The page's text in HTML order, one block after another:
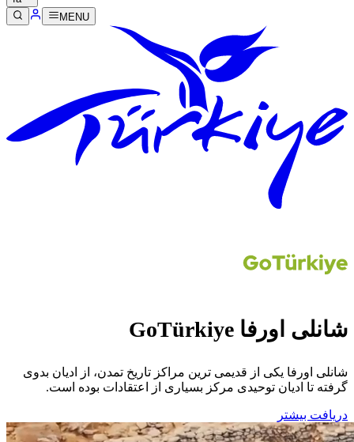
MENU
شانلی اورفا GoTürkiye
شانلی اورفا یکی از قدیمی ترین مراکز تاریخ تمدن، از ادیان بدوی
گرفته تا ادیان توحیدی مرکز بسیاری از اعتقادات بوده است.
دریافت بیشتر